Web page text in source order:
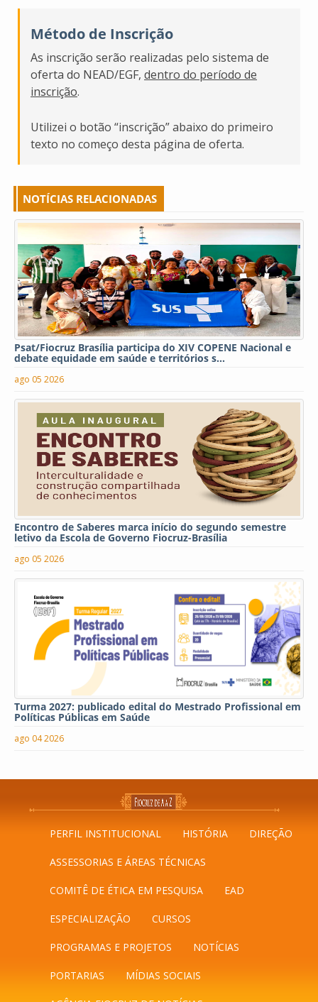
Método de Inscrição
As inscrição serão realizadas pelo sistema de
oferta do NEAD/EGF, dentro do período de
inscrição.
Utilizei o botão “inscrição” abaixo do primeiro
texto no começo desta página de oferta.
NOTÍCIAS RELACIONADAS
Psat/Fiocruz Brasília participa do XIV COPENE Nacional e
debate equidade em saúde e territórios s...
ago 05 2026
Encontro de Saberes marca início do segundo semestre
letivo da Escola de Governo Fiocruz-Brasília
ago 05 2026
Turma 2027: publicado edital do Mestrado Profissional em
Políticas Públicas em Saúde
ago 04 2026
PERFIL INSTITUCIONAL HISTÓRIA DIREÇÃO
ASSESSORIAS E ÁREAS TÉCNICAS
COMITÊ DE ÉTICA EM PESQUISA EAD
ESPECIALIZAÇÃO CURSOS
PROGRAMAS E PROJETOS NOTÍCIAS
PORTARIAS MÍDIAS SOCIAIS